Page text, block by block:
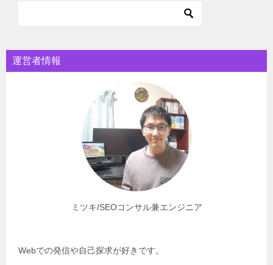
運営者情報
ミツキ/SEOコンサル兼エンジニア
Webでの発信や自己探求が好きです。